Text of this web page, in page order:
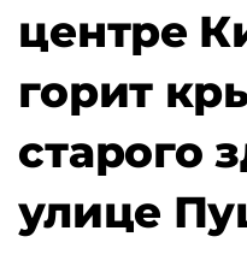
центре
горит
старого
улице